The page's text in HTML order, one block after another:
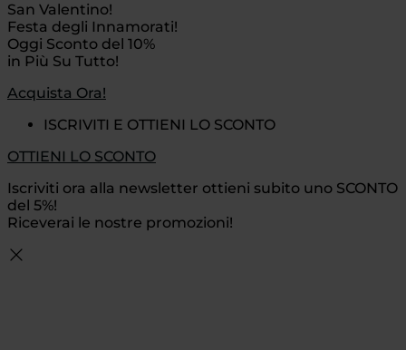
San Valentino!
Festa degli Innamorati!
Oggi Sconto del 10%
in Più Su Tutto!
Acquista Ora!
ISCRIVITI E OTTIENI LO SCONTO
OTTIENI LO SCONTO
Iscriviti ora alla newsletter ottieni subito uno SCONTO
del 5%!
Riceverai le nostre promozioni!